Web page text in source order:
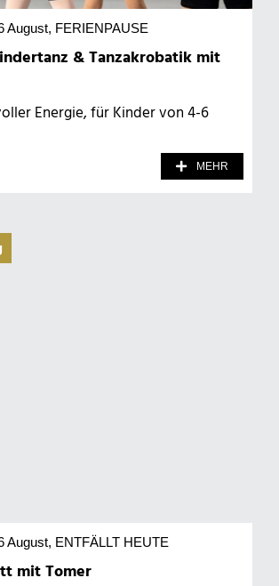
August, FERIENPAUSE
& Tanzakrobatik mit
Energie, für Kinder von 4-6
MEHR
August, ENTFÄLLT HEUTE
mit Tomer